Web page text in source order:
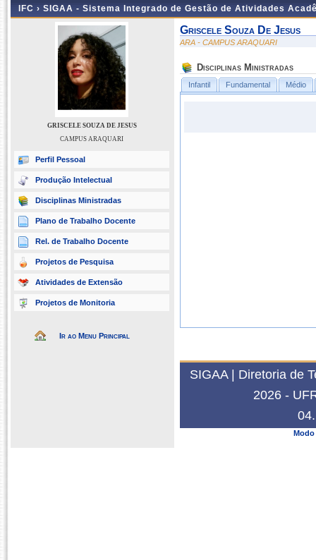
IFC › SIGAA - Sistema Integrado de Gestão de Atividades
GRISCELE SOUZA DE JESUS
CAMPUS ARAQUARI
Perfil Pessoal
Produção Intelectual
Disciplinas Ministradas
Plano de Trabalho Docente
Rel. de Trabalho Docente
Projetos de Pesquisa
Atividades de Extensão
Projetos de Monitoria
Ir ao Menu Principal
Griscele Souza De Jesus
ARA - CAMPUS ARAQUARI
Disciplinas Ministradas
Infantil Fundamental Médio
SIGAA | Diretoria de
2026 -
Modo